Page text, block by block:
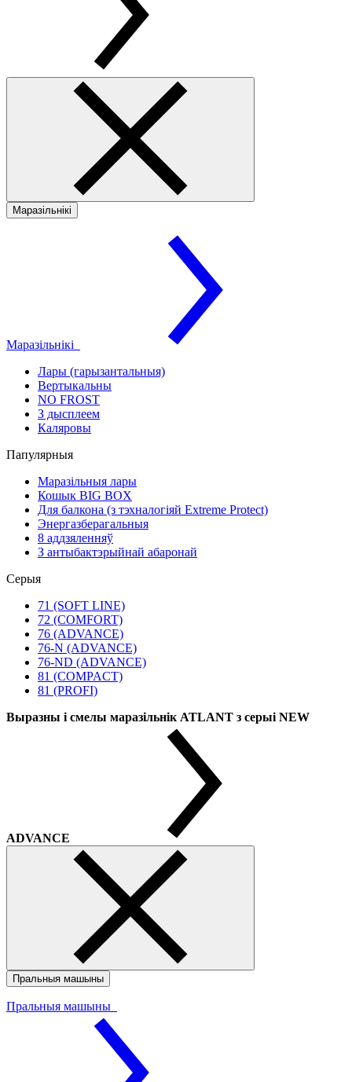
Маразільнікі
Маразільнікі
Лары (гарызантальныя)
Вертыкальны
NO FROST
З дысплеем
Каляровы
Папулярныя
Маразільныя лары
Кошык BIG BOX
Для балкона (з тэхналогіяй Extreme Protect)
Энергазберагальныя
8 аддзяленняў
З антыбактэрыйнай абаронай
Серыя
71 (SOFT LINE)
72 (COMFORT)
76 (ADVANCE)
76-N (ADVANCE)
76-ND (ADVANCE)
81 (COMPACT)
81 (PROFI)
Выразны і смелы маразільнік ATLANT з серыі NEW
ADVANCE
Пральныя машыны
Пральныя машыны